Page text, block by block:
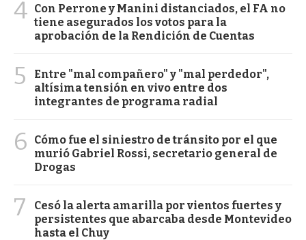
4 Con Perrone y Manini distanciados, el FA no
tiene asegurados los votos para la
aprobación de la Rendición de Cuentas
5
Entre "mal compañero" y "mal perdedor",
altísima tensión en vivo entre dos
integrantes de programa radial
6
Cómo fue el siniestro de tránsito por el que
murió Gabriel Rossi, secretario general de
Drogas
7
Cesó la alerta amarilla por vientos fuertes y
persistentes que abarcaba desde Montevideo
hasta el Chuy